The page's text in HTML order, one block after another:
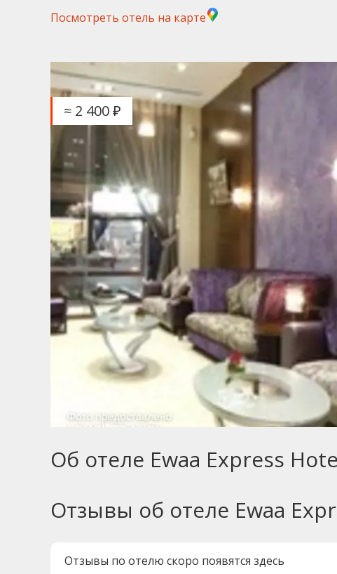
Посмотреть отель на карте
≈ 2 400 ₽
Об отеле Ewaa Express
Отзывы об отеле Ewaa
Отзывы по отелю скоро появятся здесь